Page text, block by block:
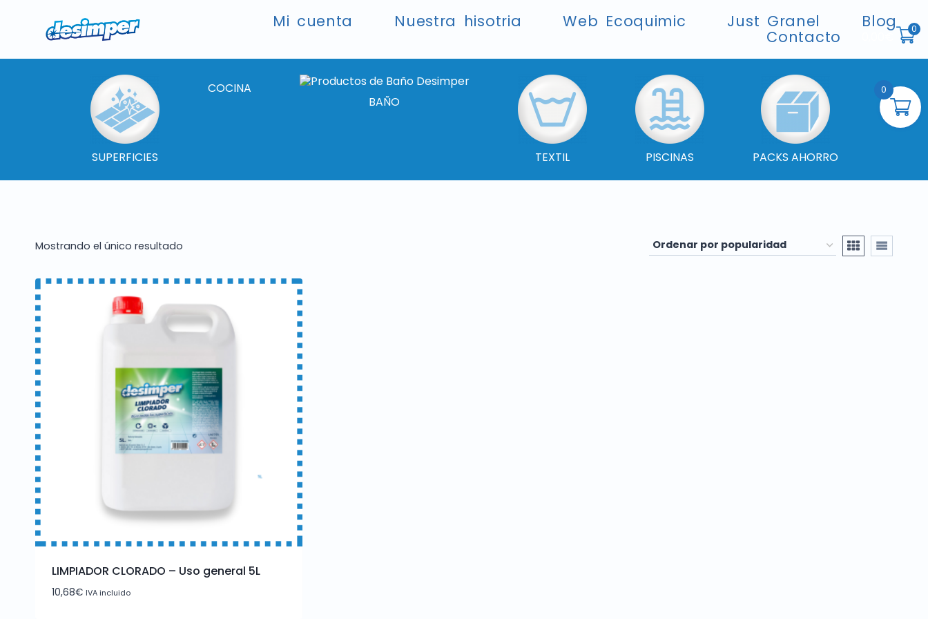
Mi cuenta Nuestra hisotria Web Ecoquimic Just Granel Blog
Contacto 0
SUPERFICIES
COCINA
BAÑO
TEXTIL PISCINAS PACKS AHORRO
Mostrando el único resultado
LIMPIADOR CLORADO – Uso general 5L
10,68€ IVA incluido
0